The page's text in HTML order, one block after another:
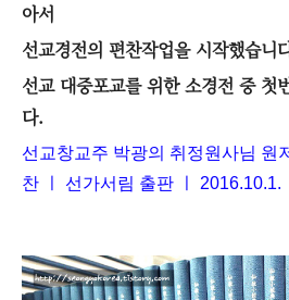
아서
선교경전의 편찬작업을 시작했습니
선교 대중포교를 위한 소경전 중 첫
다.
선교창교주 박광의 취정원사님 원
찬 ㅣ 선가서림 출판 ㅣ 2016.10.1.